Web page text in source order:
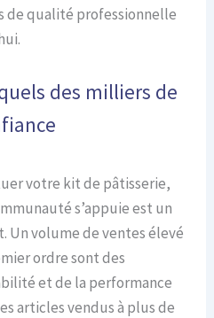
de qualité professionnelle
des milliers de
votre kit de pâtisserie,
s’appuie est un
volume de ventes élevé
ordre sont des
et de la performance
articles vendus à plus de